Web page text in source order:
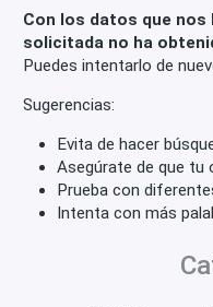
Con los datos que nos
solicitada no ha
Puedes intentarlo de
Sugerencias:
Evita de hacer
Asegúrate de que
Prueba con
Intenta con más